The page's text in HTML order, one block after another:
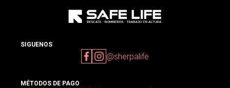
SIGUENOS
@sherpalife
MÉTODOS DE PAGO